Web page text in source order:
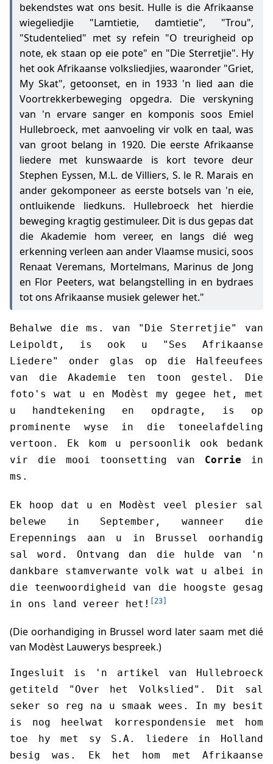
bekendstes wat ons besit. Hulle is die Afrikaanse
wiegeliedjie "Lamtietie, damtietie", "Trou",
"Studentelied" met sy refein "O treurigheid op
note, ek staan op eie pote" en "Die Sterretjie". Hy
het ook Afrikaanse volksliedjies, waaronder "Griet,
My Skat", getoonset, en in 1933 'n lied aan die
Voortrekkerbeweging opgedra. Die verskyning
van 'n ervare sanger en komponis soos Emiel
Hullebroeck, met aanvoeling vir volk en taal, was
van groot belang in 1920. Die eerste Afrikaanse
liedere met kunswaarde is kort tevore deur
Stephen Eyssen, M.L. de Villiers, S. le R. Marais en
ander gekomponeer as eerste botsels van 'n eie,
ontluikende liedkuns. Hullebroeck het hierdie
beweging kragtig gestimuleer. Dit is dus gepas dat
die Akademie hom vereer, en langs dié weg
erkenning verleen aan ander Vlaamse musici, soos
Renaat Veremans, Mortelmans, Marinus de Jong
en Flor Peeters, wat belangstelling in en bydraes
tot ons Afrikaanse musiek gelewer het."
Behalwe die ms. van "Die Sterretjie" van
Leipoldt, is ook u "Ses Afrikaanse
Liedere" onder glas op die Halfeeufees
van die Akademie ten toon gestel. Die
foto's wat u en Modèst my gegee het, met
u handtekening en opdragte, is op
prominente wyse in die toneelafdeling
vertoon. Ek kom u persoonlik ook bedank
vir die mooi toonsetting van Corrie in
ms.
Ek hoop dat u en Modèst veel plesier sal
belewe in September, wanneer die
Erepennings aan u in Brussel oorhandig
sal word. Ontvang dan die hulde van 'n
dankbare stamverwante volk wat u albei in
die teenwoordigheid van die hoogste gesag
in ons land vereer het!
[23]
(Die oorhandiging in Brussel word later saam met dié
van Modèst Lauwerys bespreek.)
Ingesluit is 'n artikel van Hullebroeck
getiteld "Over het Volkslied". Dit sal
seker so reg na u smaak wees. In my besit
is nog heelwat korrespondensie met hom
toe hy met sy S.A. liedere in Holland
besig was. Ek het hom met Afrikaanse